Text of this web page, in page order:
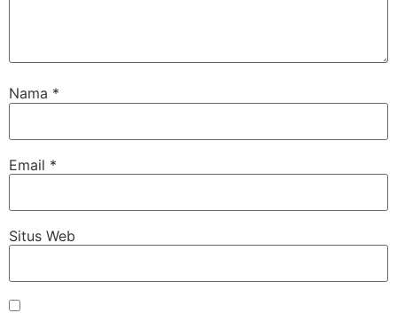
Nama *
Email *
Situs Web